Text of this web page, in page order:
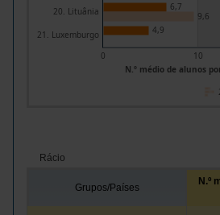
N.º médio de alunos
0 10
20. Lituânia
21. Luxemburgo
6,7
4,9
9,6
Rácio
Grupos/Países
N.º